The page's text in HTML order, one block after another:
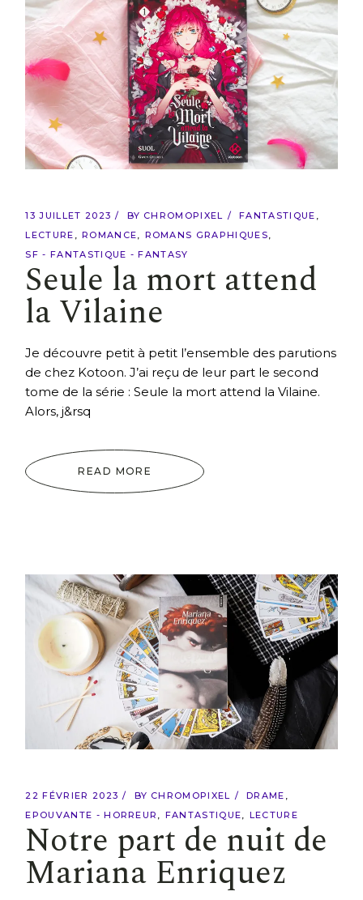
13 JUILLET 2023 BY CHROMOPIXEL
FANTASTIQUE
LECTURE
ROMANCE
ROMANS GRAPHIQUES
SF - FANTASTIQUE - FANTASY
Seule la mort attend
la Vilaine
Je découvre petit à petit l’ensemble des parutions
de chez Kotoon. J’ai reçu de leur part le second
tome de la série : Seule la mort attend la Vilaine.
Alors, j&rsq
READ MORE
22 FÉVRIER 2023 BY CHROMOPIXEL
DRAME
EPOUVANTE - HORREUR
FANTASTIQUE LECTURE
Notre part de nuit de
Mariana Enriquez